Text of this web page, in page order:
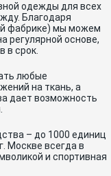
одежды для всех
Благодаря
фабрике) мы можем
регулярной основе,
в срок.
любые
на ткань, а
дает возможность
– до 1000 единиц
Москве всегда в
и спортивная